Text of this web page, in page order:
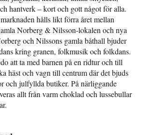
hantverk – kort och gott något för alla.
hålls likt förra året mellan
Norberg & Nilsson-lokalen och nya
och Nilssons gamla båthall bjuder
kring granen, folkmusik och folkdans.
att ta med barnen på en ridtur och till
häst och vagn till centrum där det bjuds
och julfyllda butiker. På närliggande
allt från varm choklad och lussebullar